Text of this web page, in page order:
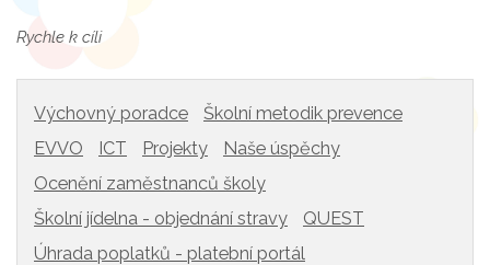
Rychle k cíli
Výchovný poradce
Školní metodik prevence
EVVO
ICT Projekty
Naše úspěchy
Ocenění zaměstnanců školy
Školní jídelna - objednání stravy
QUEST
Úhrada poplatků - platební portál